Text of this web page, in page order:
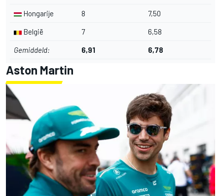
Hongarije 8 7,50
België 7 6,58
Gemiddeld: 6,91 6,78
Aston Martin